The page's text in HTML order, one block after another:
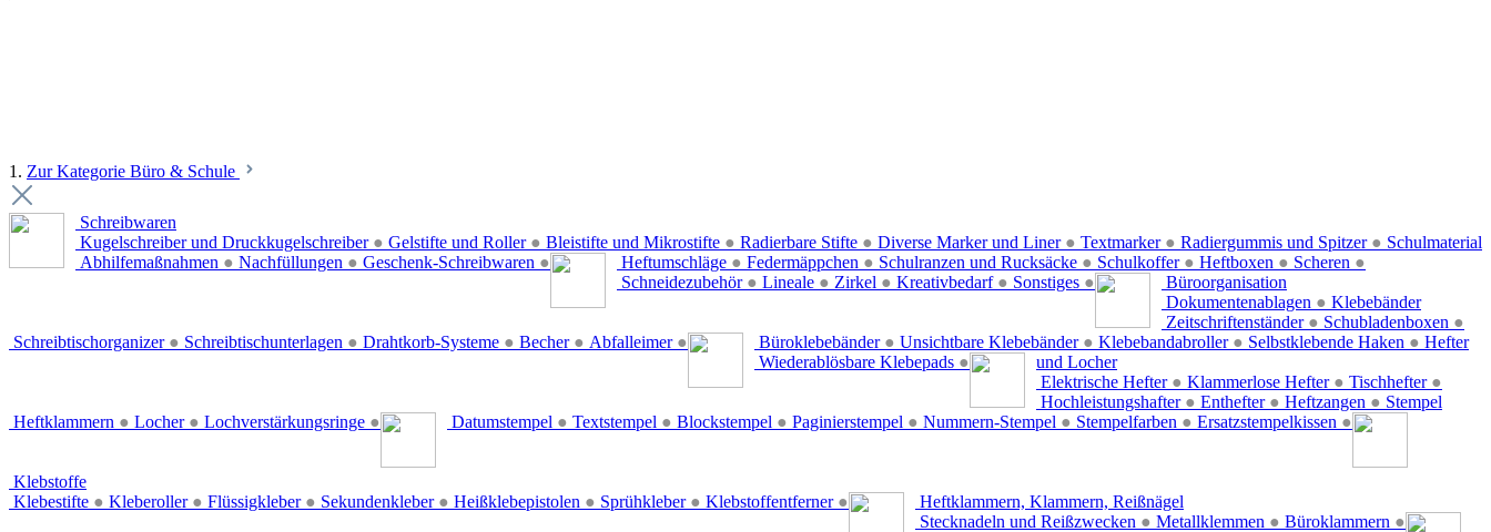
1. Zur Kategorie Büro & Schule
Schreibwaren
Kugelschreiber und Druckkugelschreiber ● Gelstifte und Roller ● Bleistifte und Mikrostifte ● Radierbare Stifte ● Diverse Marker und Liner ● Textmarker ● Radiergummis und Spitzer ●
Abhilfemaßnahmen ● Nachfüllungen ● Geschenk-Schreibwaren ●
Schulmaterial
Heftumschläge ● Federmäppchen ● Schulranzen und Rucksäcke ● Schulkoffer ● Heftboxen ● Scheren ●
Schneidezubehör ● Lineale ● Zirkel ● Kreativbedarf ● Sonstiges ●
Büroorganisation
Dokumentenablagen ●
Zeitschriftenständer ● Schubladenboxen ●
Schreibtischorganizer ● Schreibtischunterlagen ● Drahtkorb-Systeme ● Becher ● Abfalleimer ●
Klebebänder
Büroklebebänder ● Unsichtbare Klebebänder ● Klebebandabroller ● Selbstklebende Haken ●
Wiederablösbare Klebepads ●
Hefter
und Locher
Elektrische Hefter ● Klammerlose Hefter ● Tischhefter ●
Hochleistungshafter ● Enthefter ● Heftzangen ●
Heftklammern ● Locher ● Lochverstärkungsringe ●
Stempel
Datumstempel ● Textstempel ● Blockstempel ● Paginierstempel ● Nummern-Stempel ● Stempelfarben ● Ersatzstempelkissen ●
Klebstoffe
Klebestifte ● Kleberoller ● Flüssigkleber ● Sekundenkleber ● Heißklebepistolen ● Sprühkleber ● Klebstoffentferner ●
Heftklammern, Klammern, Reißnägel
Stecknadeln und Reißzwecken ● Metallklemmen ● Büroklammern ●